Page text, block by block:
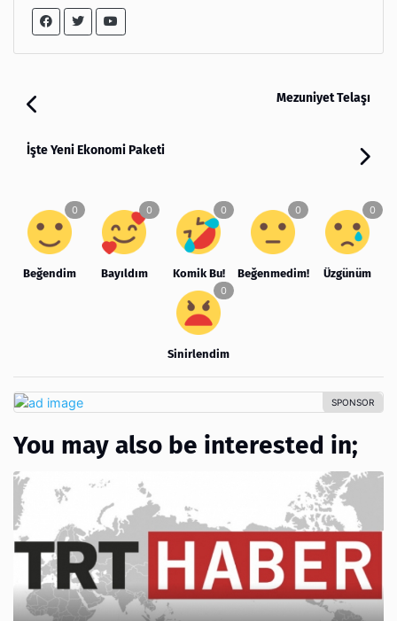
Mezuniyet Telaşı
İşte Yeni Ekonomi Paketi
Beğendim Bayıldım Komik Bu! Beğenmedim! Üzgünüm
Sinirlendim
You may also be interested in;